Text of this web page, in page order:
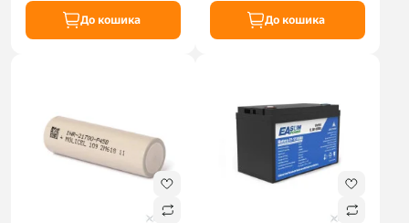
До кошика До кошика